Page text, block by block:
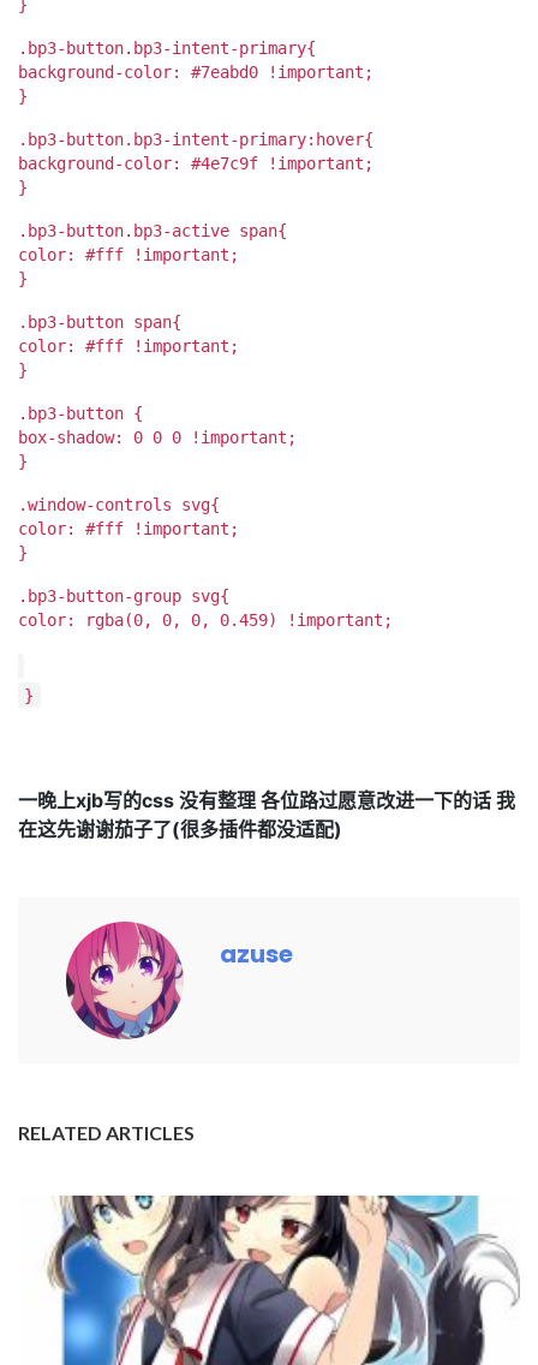
}
.bp3-button.bp3-intent-primary{
background-color: #7eabd0 !important;
}
.bp3-button.bp3-intent-primary:hover{
background-color: #4e7c9f !important;
}
.bp3-button.bp3-active span{
color: #fff !important;
}
.bp3-button span{
color: #fff !important;
}
.bp3-button {
box-shadow: 0 0 0 !important;
}
.window-controls svg{
color: #fff !important;
}
.bp3-button-group svg{
color: rgba(0, 0, 0, 0.459) !important;
}
一晚上xjb写的css 没有整理 各位路过愿意改进一下的话 我
在这先谢谢茄子了(很多插件都没适配)
azuse
RELATED ARTICLES